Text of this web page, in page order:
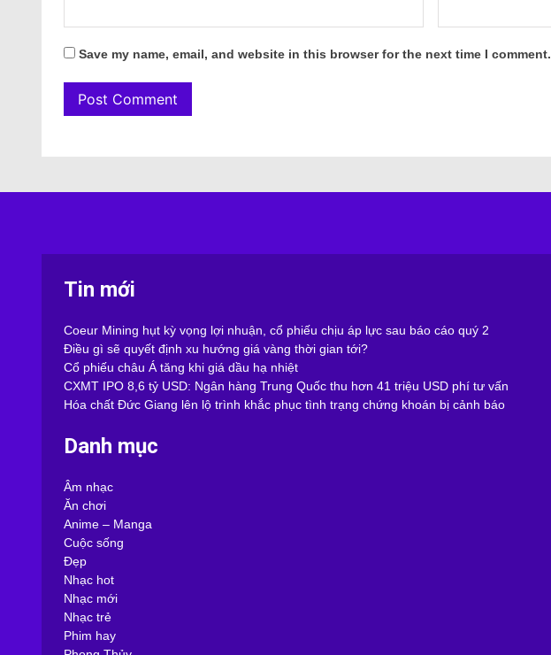
Save my name, email, and website in this browser for the next time I comment.
Tin mới
Coeur Mining hụt kỳ vọng lợi nhuận, cổ phiếu chịu áp lực sau báo cáo quý 2
Điều gì sẽ quyết định xu hướng giá vàng thời gian tới?
Cổ phiếu châu Á tăng khi giá dầu hạ nhiệt
CXMT IPO 8,6 tỷ USD: Ngân hàng Trung Quốc thu hơn 41 triệu USD phí tư vấn
Hóa chất Đức Giang lên lộ trình khắc phục tình trạng chứng khoán bị cảnh báo
Danh mục
Âm nhạc
Ăn chơi
Anime – Manga
Cuộc sống
Đẹp
Nhạc hot
Nhạc mới
Nhạc trẻ
Phim hay